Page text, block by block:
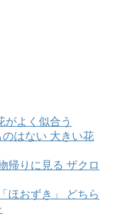
がよく似合う
はない 大きい花
帰りに見る ザクロ
ほおずき」 どちら